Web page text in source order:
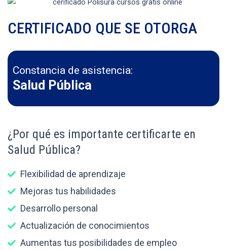
CERTIFICADO QUE SE OTORGA
Constancia de asistencia:
Salud Pública
¿Por qué es importante certificarte en
Salud Pública?
Flexibilidad de aprendizaje
Mejoras tus habilidades
Desarrollo personal
Actualización de conocimientos
Aumentas tus posibilidades de empleo